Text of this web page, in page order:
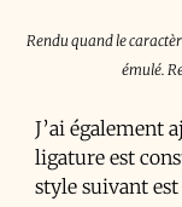
Rendu quand le
émulé.
J’ai également
ligature est
style suivant